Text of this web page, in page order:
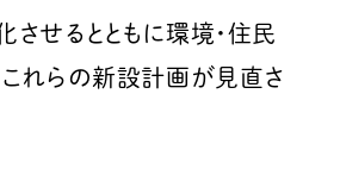
せるとともに環境・住民
これらの新設計画が見直さ